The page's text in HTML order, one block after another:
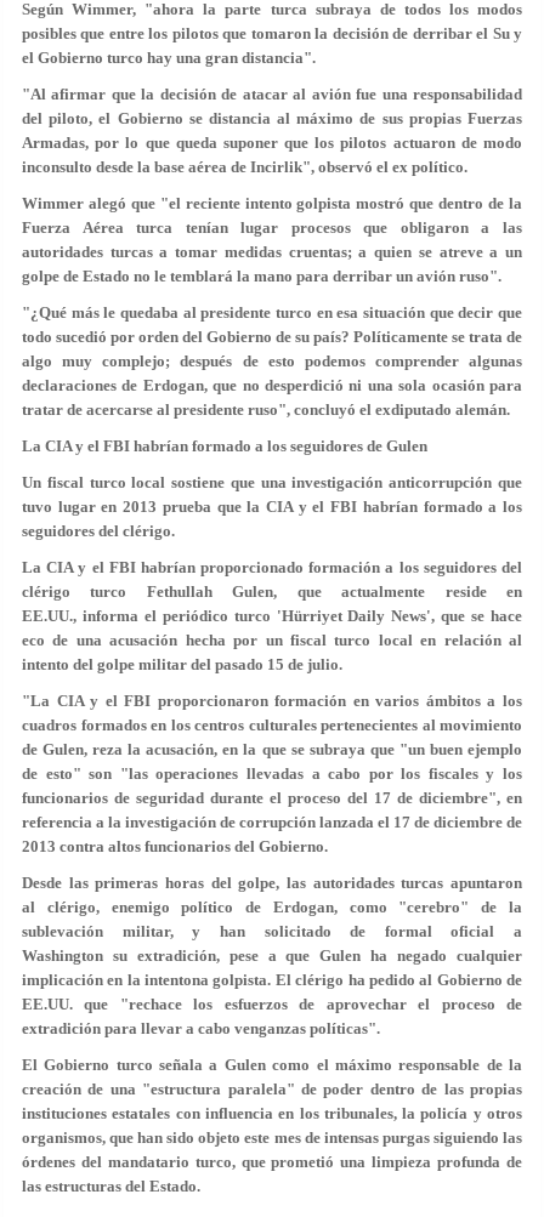
Según Wimmer, "ahora la parte turca subraya de todos los modos
posibles que entre los pilotos que tomaron la decisión de derribar el Su y
el Gobierno turco hay una gran distancia".
"Al afirmar que la decisión de atacar al avión fue una responsabilidad
del piloto, el Gobierno se distancia al máximo de sus propias Fuerzas
Armadas, por lo que queda suponer que los pilotos actuaron de modo
inconsulto desde la base aérea de Incirlik", observó el ex político.
Wimmer alegó que "el reciente intento golpista mostró que dentro de la
Fuerza Aérea turca tenían lugar procesos que obligaron a las
autoridades turcas a tomar medidas cruentas; a quien se atreve a un
golpe de Estado no le temblará la mano para derribar un avión ruso".
"¿Qué más le quedaba al presidente turco en esa situación que decir que
todo sucedió por orden del Gobierno de su país? Políticamente se trata de
algo muy complejo; después de esto podemos comprender algunas
declaraciones de Erdogan, que no desperdició ni una sola ocasión para
tratar de acercarse al presidente ruso", concluyó el exdiputado alemán.
La CIA y el FBI habrían formado a los seguidores de Gulen
Un fiscal turco local sostiene que una investigación anticorrupción que
tuvo lugar en 2013 prueba que la CIA y el FBI habrían formado a los
seguidores del clérigo.
La CIA y el FBI habrían proporcionado formación a los seguidores del
clérigo turco Fethullah Gulen, que actualmente reside en
EE.UU., informa el periódico turco 'Hürriyet Daily News', que se hace
eco de una acusación hecha por un fiscal turco local en relación al
intento del golpe militar del pasado 15 de julio.
"La CIA y el FBI proporcionaron formación en varios ámbitos a los
cuadros formados en los centros culturales pertenecientes al movimiento
de Gulen, reza la acusación, en la que se subraya que "un buen ejemplo
de esto" son "las operaciones llevadas a cabo por los fiscales y los
funcionarios de seguridad durante el proceso del 17 de diciembre", en
referencia a la investigación de corrupción lanzada el 17 de diciembre de
2013 contra altos funcionarios del Gobierno.
Desde las primeras horas del golpe, las autoridades turcas apuntaron
al clérigo, enemigo político de Erdogan, como "cerebro" de la
sublevación militar, y han solicitado de formal oficial a
Washington su extradición, pese a que Gulen ha negado cualquier
implicación en la intentona golpista. El clérigo ha pedido al Gobierno de
EE.UU. que "rechace los esfuerzos de aprovechar el proceso de
extradición para llevar a cabo venganzas políticas".
El Gobierno turco señala a Gulen como el máximo responsable de la
creación de una "estructura paralela" de poder dentro de las propias
instituciones estatales con influencia en los tribunales, la policía y otros
organismos, que han sido objeto este mes de intensas purgas siguiendo las
órdenes del mandatario turco, que prometió una limpieza profunda de
las estructuras del Estado.